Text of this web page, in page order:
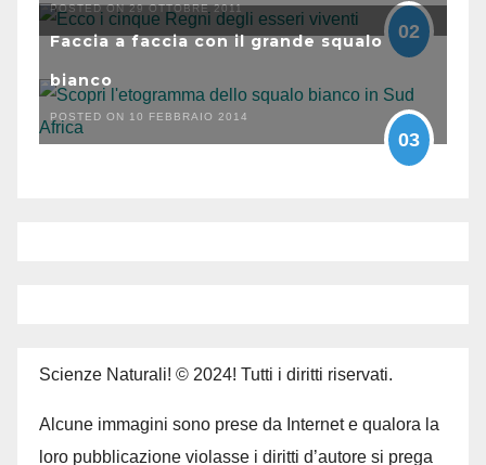
POSTED ON 29 OTTOBRE 2011
02
Faccia a faccia con il grande squalo
bianco
POSTED ON 10 FEBBRAIO 2014
03
Scienze Naturali! © 2024! Tutti i diritti riservati.
Alcune immagini sono prese da Internet e qualora la
loro pubblicazione violasse i diritti d’autore si prega